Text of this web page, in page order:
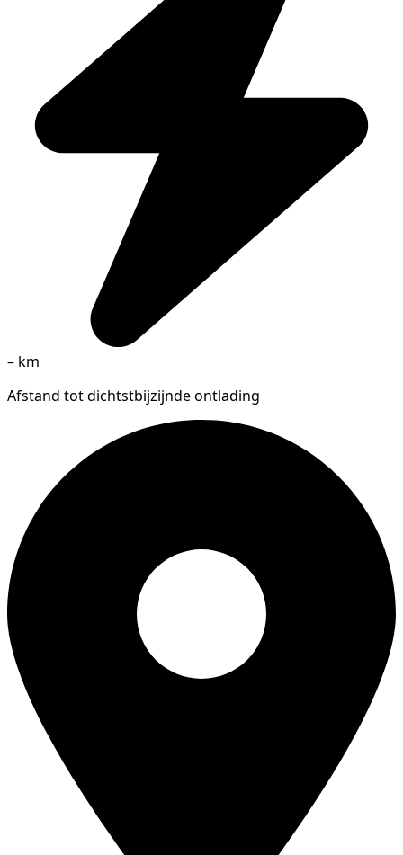
– km
Afstand tot dichtstbijzijnde ontlading